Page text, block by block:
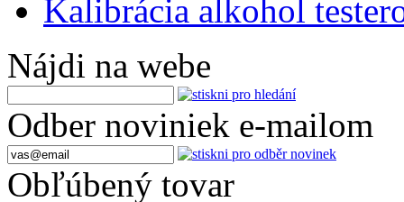
Kalibrácia alkohol
Nájdi na webe
Odber noviniek e-mailom
Obľúbený tovar